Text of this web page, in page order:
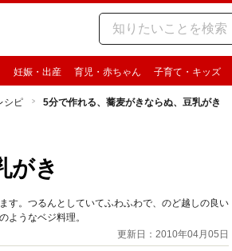
妊娠・出産 育児・赤ちゃん 子育て・キッズ
シピ 5分で作れる、蕎麦がきならぬ、豆乳がき
がき
す。つるんとしていてふわふわで、のど越しの良い
ようなベジ料理。
更新日：2010年04月05日